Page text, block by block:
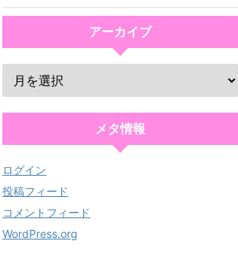
アーカイブ
メタ情報
ログイン
投稿フィード
コメントフィード
WordPress.org